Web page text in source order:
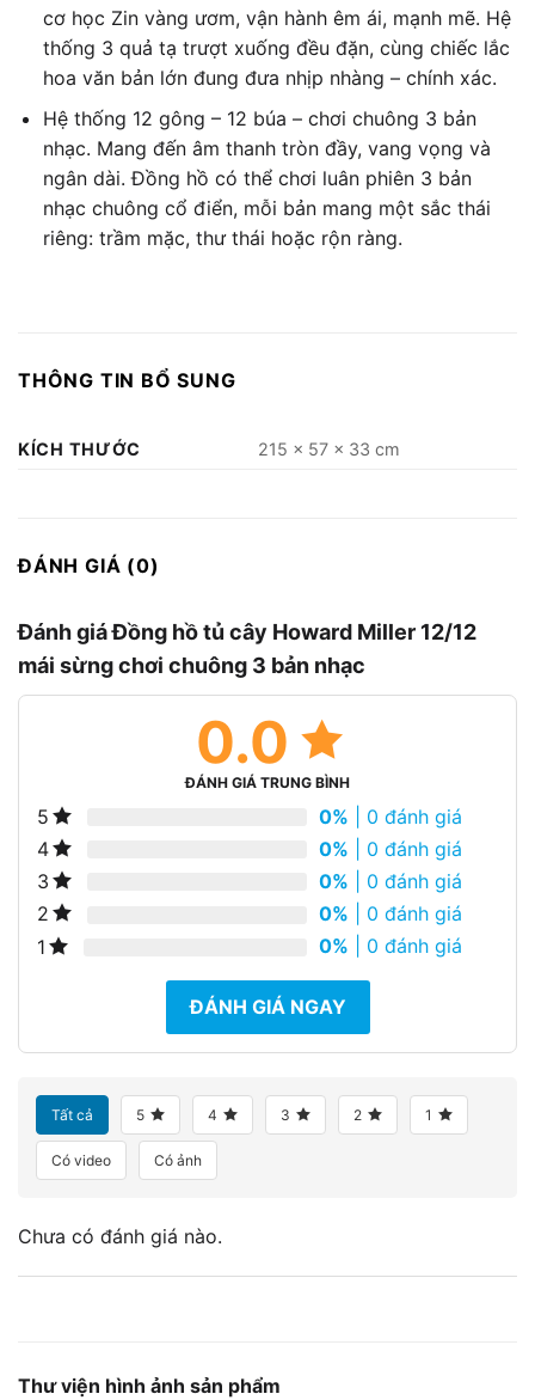
cơ học Zin vàng ươm, vận hành êm ái, mạnh mẽ. Hệ
thống 3 quả tạ trượt xuống đều đặn, cùng chiếc lắc
hoa văn bản lớn đung đưa nhịp nhàng – chính xác.
Hệ thống 12 gông – 12 búa – chơi chuông 3 bản
nhạc. Mang đến âm thanh tròn đầy, vang vọng và
ngân dài. Đồng hồ có thể chơi luân phiên 3 bản
nhạc chuông cổ điển, mỗi bản mang một sắc thái
riêng: trầm mặc, thư thái hoặc rộn ràng.
THÔNG TIN BỔ SUNG
KÍCH THƯỚC 215 × 57 × 33 cm
ĐÁNH GIÁ (0)
Đánh giá Đồng hồ tủ cây Howard Miller 12/12
mái sừng chơi chuông 3 bản nhạc
0.0
ĐÁNH GIÁ TRUNG BÌNH
5 0% | 0 đánh giá
4
0% | 0 đánh giá
3
0% | 0 đánh giá
2
0% | 0 đánh giá
1
0% | 0 đánh giá
ĐÁNH GIÁ NGAY
Tất cả 5 4 3 2 1
Có video Có ảnh
Chưa có đánh giá nào.
Thư viện hình ảnh sản phẩm